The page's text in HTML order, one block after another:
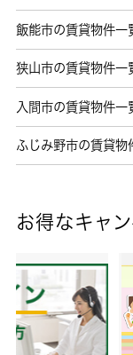
飯能市の賃貸物件一
狭山市の賃貸物件一
入間市の賃貸物件一
ふじみ野市の賃貸物
お得なキャ